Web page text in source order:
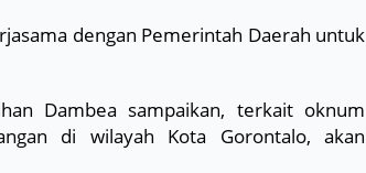
dengan Pemerintah Daerah untuk
Dambea sampaikan, terkait oknum
di wilayah Kota Gorontalo, akan